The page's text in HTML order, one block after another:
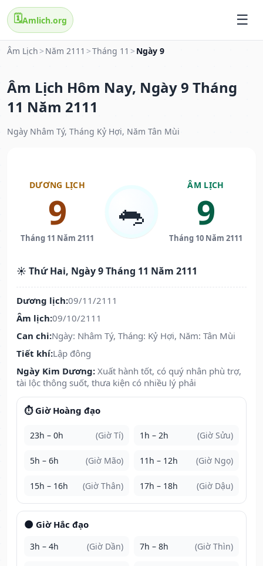
🗓️Amlich.org
Âm Lịch > Năm 2111 >Tháng 11 > Ngày 9
Âm Lịch Hôm Nay, Ngày 9 Tháng
11 Năm 2111
Ngày Nhâm Tý, Tháng Kỷ Hợi, Năm Tân Mùi
DƯƠNG LỊCH
9
Tháng 11 Năm 2111
🐀
ÂM LỊCH
9
Tháng 10 Năm 2111
☀️ Thứ Hai, Ngày 9 Tháng 11 Năm 2111
Dương lịch:09/11/2111
Âm lịch:09/10/2111
Can chi:Ngày: Nhâm Tý, Tháng: Kỷ Hợi, Năm: Tân Mùi
Tiết khí:Lập đông
Ngày Kim Dương: Xuất hành tốt, có quý nhân phù trợ,
tài lộc thông suốt, thưa kiện có nhiều lý phải
⏱️ Giờ Hoàng đạo
23h – 0h (Giờ Tí) 1h – 2h (Giờ Sửu)
5h – 6h (Giờ Mão) 11h – 12h (Giờ Ngọ)
15h – 16h (Giờ Thân) 17h – 18h (Giờ Dậu)
🌑 Giờ Hắc đạo
3h – 4h (Giờ Dần) 7h – 8h (Giờ Thìn)